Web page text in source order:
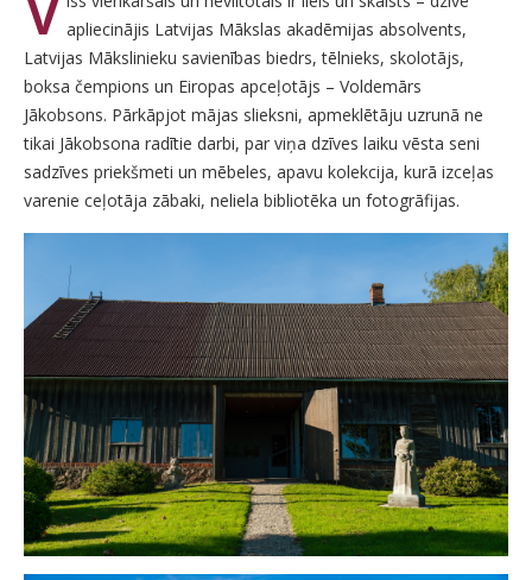
apliecinājis Latvijas Mākslas akadēmijas absolvents,
Latvijas Mākslinieku savienības biedrs, tēlnieks, skolotājs,
boksa čempions un Eiropas apceļotājs – Voldemārs
Jākobsons. Pārkāpjot mājas slieksni, apmeklētāju uzrunā ne
tikai Jākobsona radītie darbi, par viņa dzīves laiku vēsta seni
sadzīves priekšmeti un mēbeles, apavu kolekcija, kurā izceļas
varenie ceļotāja zābaki, neliela bibliotēka un fotogrāfijas.